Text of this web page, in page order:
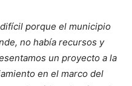
porque el municipio
no había recursos y
un proyecto a la
en el marco del